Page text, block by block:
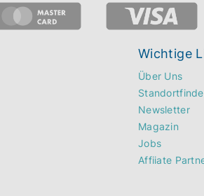
Wichtige
Über Uns
Newsletter
Magazin
Jobs
Affiiate